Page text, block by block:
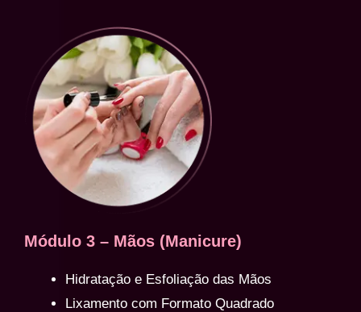
Módulo 3 – Mãos (Manicure)
Hidratação e Esfoliação das Mãos
Lixamento com Formato Quadrado